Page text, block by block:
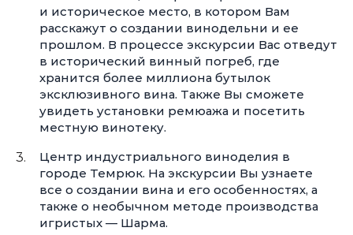
и историческое место, в котором Вам
расскажут о создании винодельни и ее
прошлом. В процессе экскурсии Вас отведут
в исторический винный погреб, где
хранится более миллиона бутылок
эксклюзивного вина. Также Вы сможете
увидеть установки ремюажа и посетить
местную винотеку.
Центр индустриального виноделия в
городе Темрюк. На экскурсии Вы узнаете
все о создании вина и его особенностях, а
также о необычном методе производства
игристых — Шарма.